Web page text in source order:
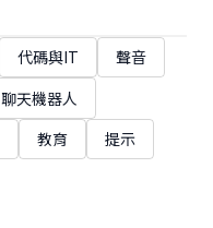
代碼與IT
聲音
聊天機器人
教育
提示